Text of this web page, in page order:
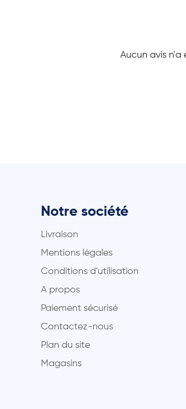
Aucun avis n'a
Notre société
Livraison
Mentions légales
Conditions d'utilisation
A propos
Paiement sécurisé
Contactez-nous
Plan du site
Magasins